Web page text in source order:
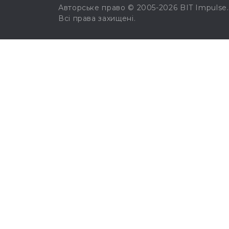
Авторське право © 2005-2026 BIT Impulse.
Всі права захищені.